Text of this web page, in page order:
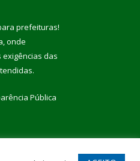
prefeituras!
onde
das
Pública